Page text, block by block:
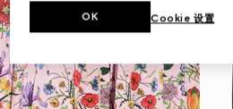
Cookie 设置
OK